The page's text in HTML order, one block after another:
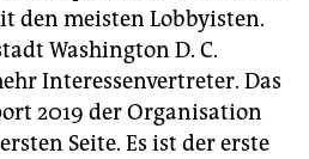
den meisten Lobbyisten.
Washington D. C.
Interessenvertreter. Das
2019 der Organisation
Seite. Es ist der erste